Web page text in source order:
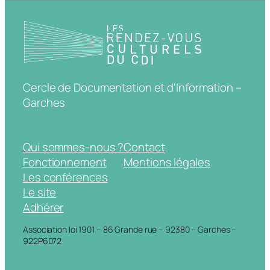
Cercle de Documentation et d'Information –
Garches
Qui sommes-nous ?
Fonctionnement
Les conférences
Le site
Adhérer
Contact
Mentions légales
Association loi 1901 – 86 Grande rue – 92380 – Garches –
922P6072